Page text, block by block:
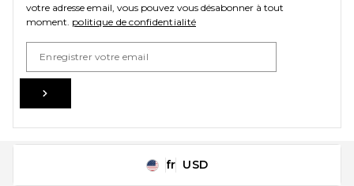
votre adresse email, vous pouvez vous désabonner à tout
moment. politique de confidentialité
Change Country Regions
fr USD